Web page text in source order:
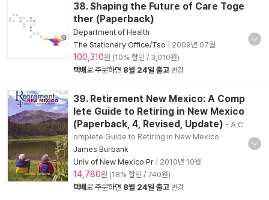
38. Shaping the Future of Care Toge
ther (Paperback)
Department of Health
The Stationery Office/Tso
2009년 07월
100,310원 (10% 할인 / 3,010원)
택배로 주문하면 8월 24일 출고 변경
39. Retirement New Mexico: A Comp
lete Guide to Retiring in New Mexico
(Paperback, 4, Revised, Update) - A C
omplete Guide to Retiring in New Mexico
James Burbank
Univ of New Mexico Pr
2010년 10월
14,780원 (18% 할인 / 740원)
택배로 주문하면 8월 24일 출고 변경